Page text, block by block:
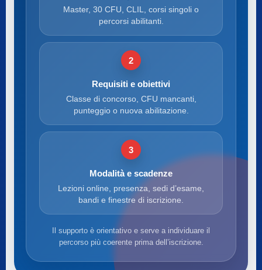
Master, 30 CFU, CLIL, corsi singoli o
percorsi abilitanti.
2
Requisiti e obiettivi
Classe di concorso, CFU mancanti,
punteggio o nuova abilitazione.
3
Modalità e scadenze
Lezioni online, presenza, sedi d’esame,
bandi e finestre di iscrizione.
Il supporto è orientativo e serve a individuare il
percorso più coerente prima dell’iscrizione.